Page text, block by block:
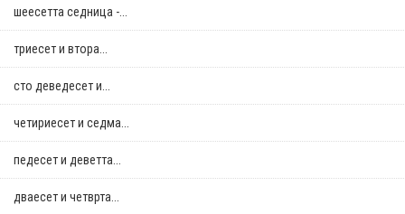
шеесетта седница -...
триесет и втора...
сто деведесет и...
четириесет и седма...
педесет и деветта...
дваесет и четврта...